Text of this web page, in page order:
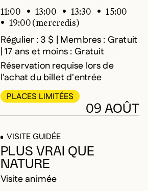
11:00 13:00 13:30
15:00
19:00 (mercredis)
Régulier : 3 $ | Membres : Gratuit
| 17 ans et moins : Gratuit
Réservation requise lors de
l'achat du billet d'entrée
PLACES LIMITÉES
09 AOÛT
VISITE GUIDÉE
PLUS VRAI QUE
NATURE
Visite animée